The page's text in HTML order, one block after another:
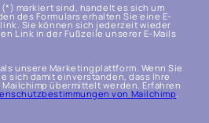
markiert sind, handelt es sich um
des Formulars erhalten Sie eine E-
Sie können sich jederzeit wieder
Link in der Fußzeile unserer E-Mails
unsere Marketingplattform. Wenn Sie
sich damit einverstanden, dass Ihre
übermittelt werden. Erfahren
von Mailchimp.